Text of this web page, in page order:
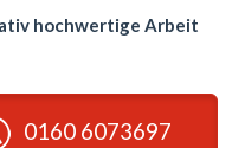
hochwertige Arbeit
0160 6073697